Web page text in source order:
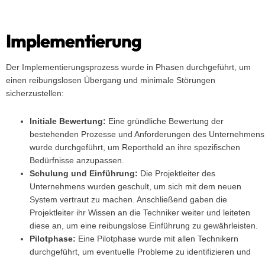
Implementierung
Der Implementierungsprozess wurde in Phasen durchgeführt, um
einen reibungslosen Übergang und minimale Störungen
sicherzustellen:
Initiale Bewertung: Eine gründliche Bewertung der
bestehenden Prozesse und Anforderungen des Unternehmens
wurde durchgeführt, um Reportheld an ihre spezifischen
Bedürfnisse anzupassen.
Schulung und Einführung: Die Projektleiter des
Unternehmens wurden geschult, um sich mit dem neuen
System vertraut zu machen. Anschließend gaben die
Projektleiter ihr Wissen an die Techniker weiter und leiteten
diese an, um eine reibungslose Einführung zu gewährleisten.
Pilotphase: Eine Pilotphase wurde mit allen Technikern
durchgeführt, um eventuelle Probleme zu identifizieren und